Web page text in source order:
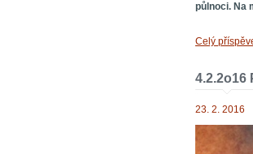
půlnoci. Na
Celý
4.2.2o16
23. 2. 2016